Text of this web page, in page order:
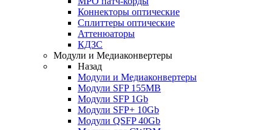
Коннекторы оптические
Сплиттеры оптические
Аттенюаторы
КДЗС
Модули и Медиаконвертеры
Назад
Модули и Медиаконвертеры
Модули SFP 155MB
Модули SFP 1Gb
Модули SFP+ 10Gb
Модули QSFP 40Gb